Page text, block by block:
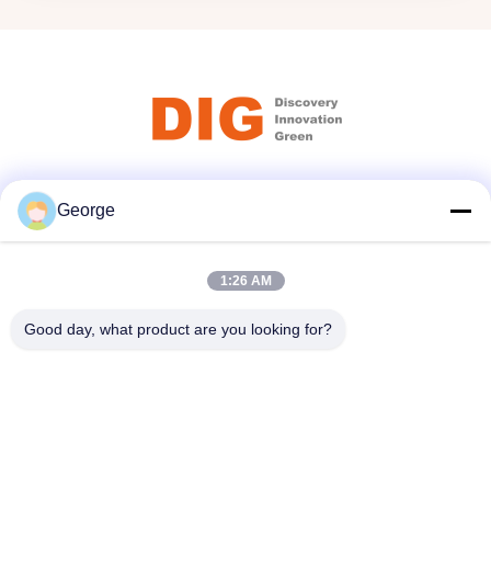
George
1:26 AM
Good day, what product are you looking for?